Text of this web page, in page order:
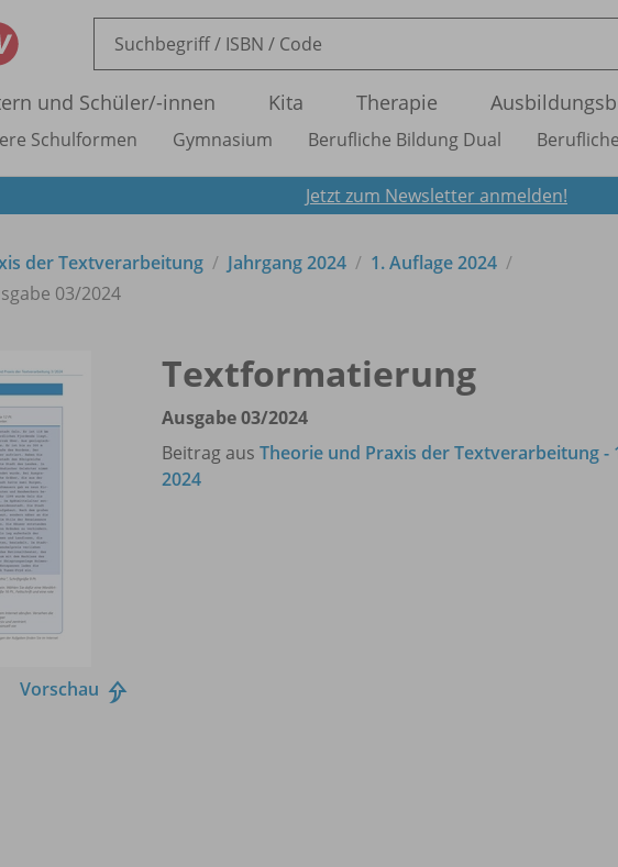
und Schüler/-innen Kita Therapie
Schulformen Gymnasium Berufliche Bildung Dual
Jetzt zum Newsletter anmelden!
der Textverarbeitung Jahrgang 2024
1. Auflage 2024
03/2024
Vorschau
Textformatierung
Ausgabe 03/2024
Beitrag aus Theorie und Praxis der Textverarbeitung -
2024